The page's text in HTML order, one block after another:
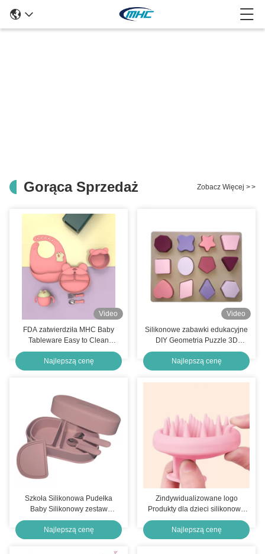
Gorąca Sprzedaż Zobacz Więcej >>
Video
FDA zatwierdziła MHC Baby
Tableware Easy to Clean
Suction Plate dla 6-
miesięcznego dziecka
Najlepszą cenę
Video
Silikonowe zabawki edukacyjne
DIY Geometria Puzzle 3D
Dostosowane
Najlepszą cenę
Szkoła Silikonowa Pudełka
Baby Silikonowy zestaw
karmienia Logo
Najlepszą cenę
Zindywidualizowane logo
Produkty dla dzieci silikonowe
Kolorowe kształty Dla 0-12
miesięcy Produkty kąpielowe
dla dzieci Różowa silikona ABS
Najlepszą cenę